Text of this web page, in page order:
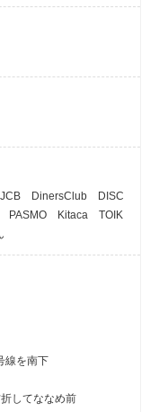
DinersClub DISC
Kitaca TOIK
線を南下
してななめ前